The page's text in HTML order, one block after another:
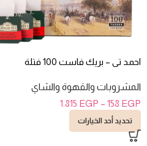
احمد تى – بريك فاست 100 فتلة
المشروبات والقهوة والشاي
158 EGP
–
1.815 EGP
تحديد أحد الخيارات